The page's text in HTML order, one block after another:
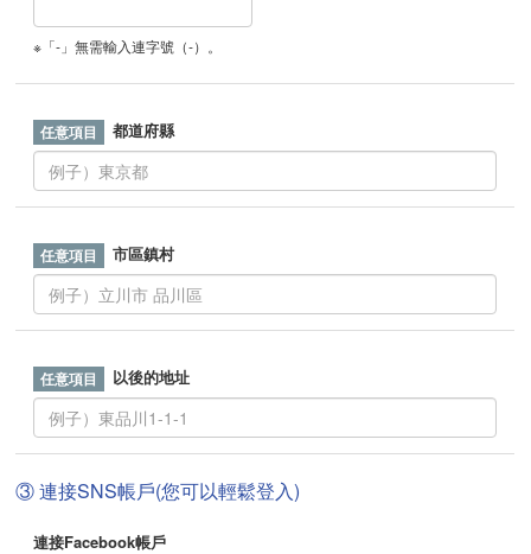
※「-」無需輸入連字號（-）。
都道府縣
市區鎮村
以後的地址
③ 連接SNS帳戶(您可以輕鬆登入)
連接Facebook帳戶